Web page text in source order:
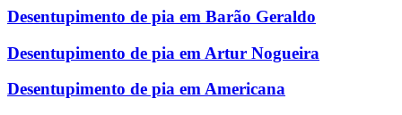
Desentupimento de pia em Barão Geraldo
Desentupimento de pia em Artur Nogueira
Desentupimento de pia em Americana